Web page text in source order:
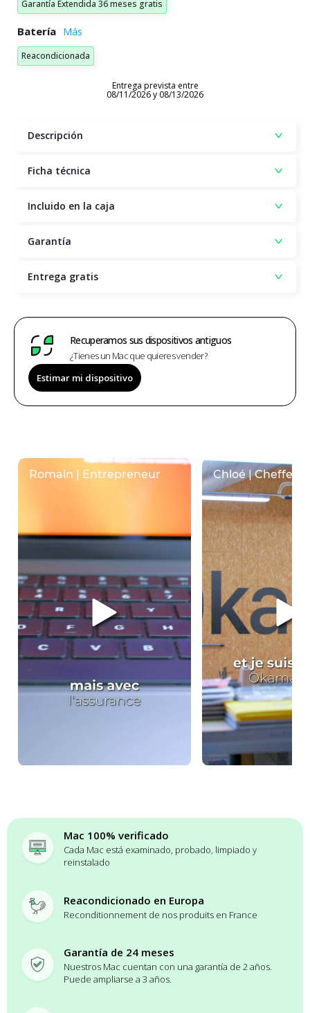
Garantía Extendida 36 meses gratis
Batería
Reacondicionada
Entrega prevista entre
08/11/2026 y 08/13/2026
Descripción
Ficha técnica
Incluido en la caja
Garantía
Entrega gratis
Recuperamos sus dispositivos antiguos
¿Tienes un Mac que quieres vender?
Estimar mi dispositivo
Mac 100% verificado
Cada Mac está examinado, probado, limpiado y
reinstalado
Reacondicionado en Europa
Reconditionnement de nos produits en France
Garantía de 24 meses
Nuestros Mac cuentan con una garantía de 2 años.
Puede ampliarse a 3 años.